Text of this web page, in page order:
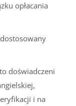
opłacania
doświadczeni
i na